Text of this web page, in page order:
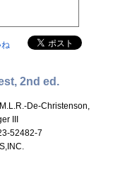
ね
2nd ed.
M.L.R.-De-Christenson,
III
52482-7